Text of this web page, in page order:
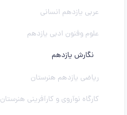
عربی یازدهم انسانی
علوم وفنون ادبی یازدهم
نگارش یازدهم
ریاضی یازدهم هنرستان
کارگاه نوآروی و کارآفرینی هنرستان